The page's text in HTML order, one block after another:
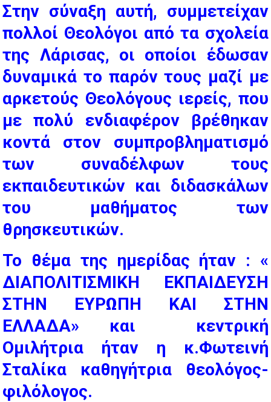
Στην σύναξη αυτή, συμμετείχαν
πολλοί Θεολόγοι από τα σχολεία
της Λάρισας, οι οποίοι έδωσαν
δυναμικά το παρόν τους μαζί με
αρκετούς Θεολόγους ιερείς, που
με πολύ ενδιαφέρον βρέθηκαν
κοντά στον συμπροβληματισμό
των συναδέλφων τους
εκπαιδευτικών και διδασκάλων
του μαθήματος των
θρησκευτικών.
Το θέμα της ημερίδας ήταν : «
ΔΙΑΠΟΛΙΤΙΣΜΙΚΗ ΕΚΠΑΙΔΕΥΣΗ
ΣΤΗΝ ΕΥΡΩΠΗ ΚΑΙ ΣΤΗΝ
ΕΛΛΑΔΑ» και κεντρική
Ομιλήτρια ήταν η κ.Φωτεινή
Σταλίκα καθηγήτρια θεολόγος-
φιλόλογος.